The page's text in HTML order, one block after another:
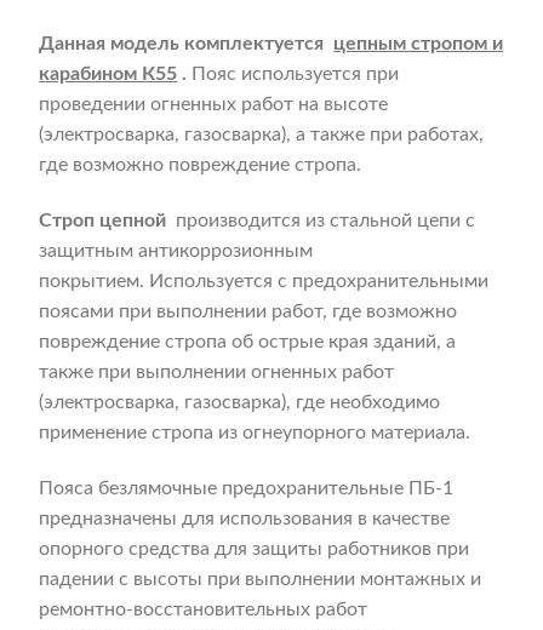
Данная модель комплектуется цепным стропом и
карабином К55 . Пояс используется при
проведении огненных работ на высоте
(электросварка, газосварка), а также при работах,
где возможно повреждение стропа.
Строп цепной производится из стальной цепи с
защитным антикоррозионным
покрытием. Используется с предохранительными
поясами при выполнении работ, где возможно
повреждение стропа об острые края зданий, а
также при выполнении огненных работ
(электросварка, газосварка), где необходимо
применение стропа из огнеупорного материала.
Пояса безлямочные предохранительные ПБ-1
предназначены для использования в качестве
опорного средства для защиты работников при
падении с высоты при выполнении монтажных и
ремонтно-восстановительных работ